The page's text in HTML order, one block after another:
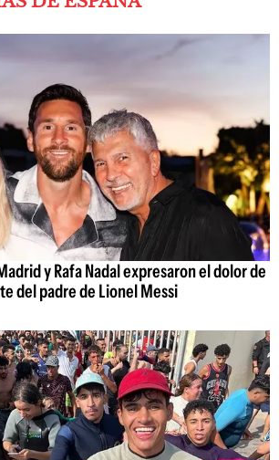
y Rafa Nadal expresaron el dolor de
del padre de Lionel Messi